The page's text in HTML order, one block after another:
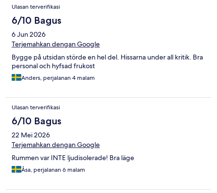
Ulasan terverifikasi
6/10 Bagus
6 Jun 2026
Terjemahkan dengan Google
Bygge på utsidan störde en hel del. Hissarna under all kritik. Bra
personal och hyfsad frukost
Anders, perjalanan 4 malam
Ulasan terverifikasi
6/10 Bagus
22 Mei 2026
Terjemahkan dengan Google
Rummen var INTE ljudisolerade! Bra läge
Åsa, perjalanan 6 malam